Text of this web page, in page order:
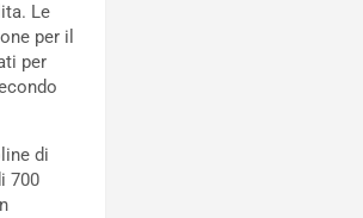
Le
per il
​​per
di
700